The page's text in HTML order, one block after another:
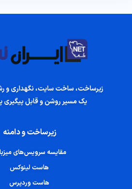
زیرساخت، ساخت سایت، نگهداری و
یک مسیر روشن و قابل پیگیری
زیرساخت و دامنه
مقایسه سرویس‌های
هاست لینوکس
هاست وردپرس